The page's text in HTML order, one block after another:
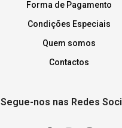
Forma de Pagamento
Condições Especiais
Quem somos
Contactos
Segue-nos nas Redes